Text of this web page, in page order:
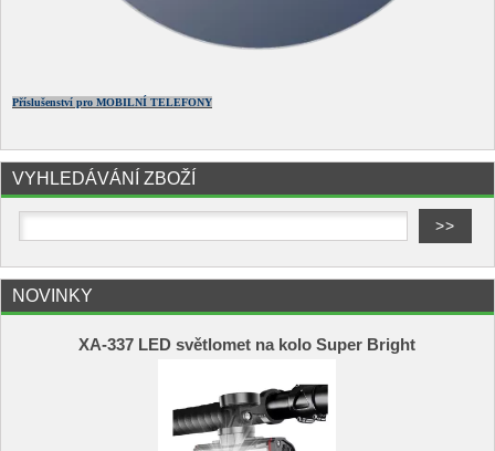
Příslušenství pro MOBILNÍ TELEFONY
VYHLEDÁVÁNÍ ZBOŽÍ
NOVINKY
XA-337 LED světlomet na kolo Super Bright